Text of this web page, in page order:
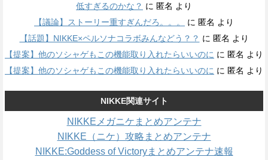
低すぎるのかな？ に 匿名 より
【議論】ストーリー重すぎんだろ。。。
に 匿名 より
【話題】NIKKE×ペルソナコラボみんなどう？？ に 匿名 より
【提案】他のソシャゲもこの機能取り入れたらいいのに に 匿名 より
【提案】他のソシャゲもこの機能取り入れたらいいのに に 匿名 より
NIKKE関連サイト
NIKKEメガニケまとめアンテナ
NIKKE（ニケ）攻略まとめアンテナ
NIKKE:Goddess of Victoryまとめアンテナ速報